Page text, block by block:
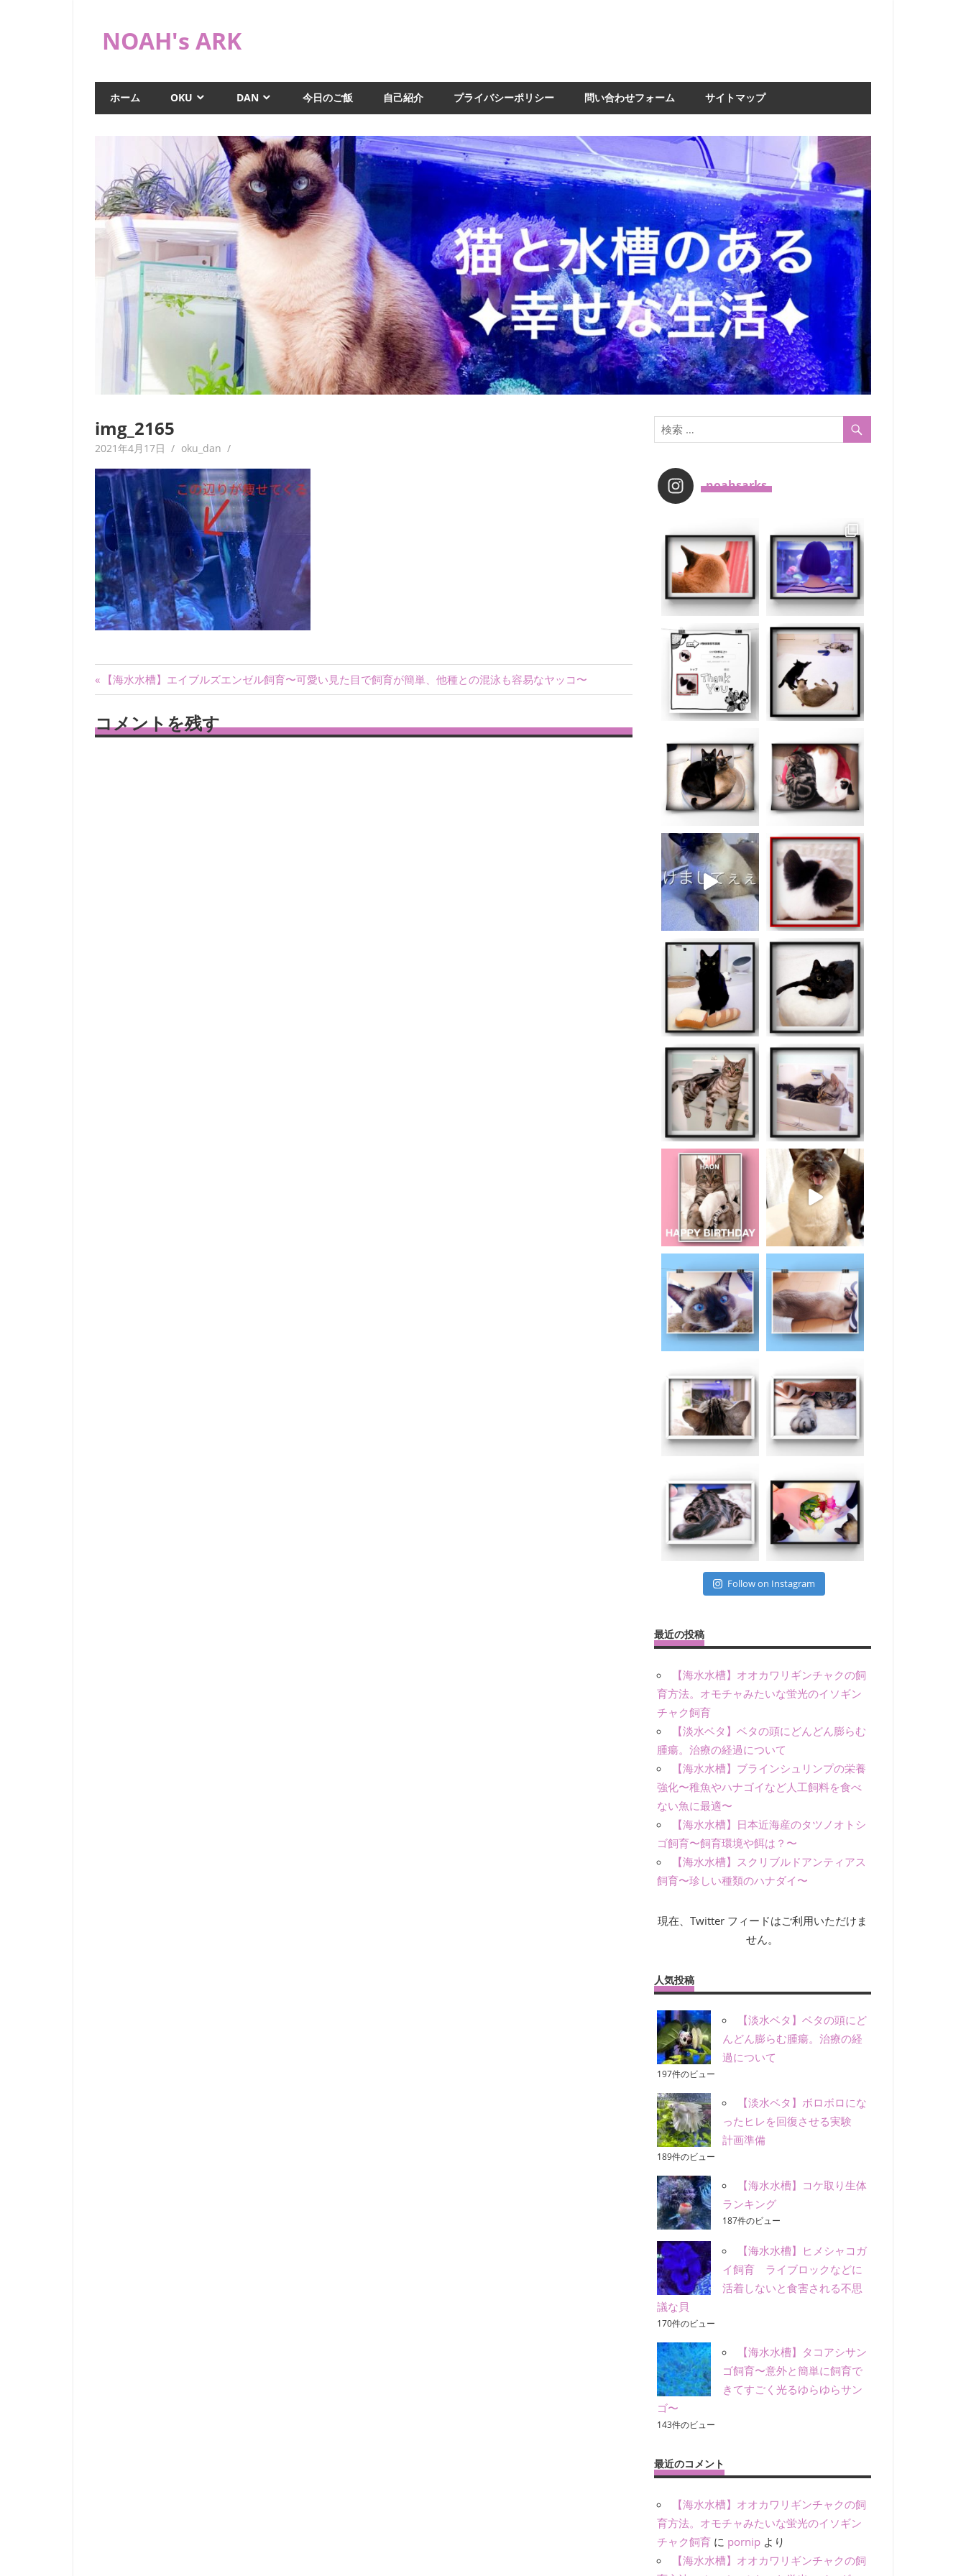
NOAH's ARK
や
海
ど
日
常
グ
ホーム OKU DAN 今日のご飯 自己紹介 プライバシーポリシー 問い合わせフォーム サイトマップ
img_2165
2021年4月17日 oku_dan
投
稿
ナ
前
の
記
事:
【海水水槽】エイブルズエンゼル飼育〜可愛い見た目で飼育が簡単、他種との混泳も容易なヤッコ〜
コメントを残す
_noahsarks_
Follow on Instagram
最近の投稿
【海水水槽】オオカワリギンチャクの飼
育方法。オモチャみたいな蛍光のイソギン
チャク飼育
【淡水ベタ】ベタの頭にどんどん膨らむ
腫瘍。治療の経過について
【海水水槽】ブラインシュリンプの栄養
強化〜稚魚やハナゴイなど人工飼料を食べ
ない魚に最適〜
【海水水槽】日本近海産のタツノオトシ
ゴ飼育〜飼育環境や餌は？〜
【海水水槽】スクリブルドアンティアス
飼育〜珍しい種類のハナダイ〜
現在、Twitter フィードはご利用いただけま
せん。
人気投稿
【淡水ベタ】ベタの頭にど
んどん膨らむ腫瘍。治療の経
過について
197件のビュー
【淡水ベタ】ボロボロにな
ったヒレを回復させる実験
計画準備
189件のビュー
【海水水槽】コケ取り生体
ランキング
187件のビュー
【海水水槽】ヒメシャコガ
イ飼育 ライブロックなどに
活着しないと食害される不思
議な貝
170件のビュー
【海水水槽】タコアシサン
ゴ飼育〜意外と簡単に飼育で
きてすごく光るゆらゆらサン
ゴ〜
143件のビュー
最近のコメント
【海水水槽】オオカワリギンチャクの飼
育方法。オモチャみたいな蛍光のイソギン
チャク飼育 に pornip より
【海水水槽】オオカワリギンチャクの飼